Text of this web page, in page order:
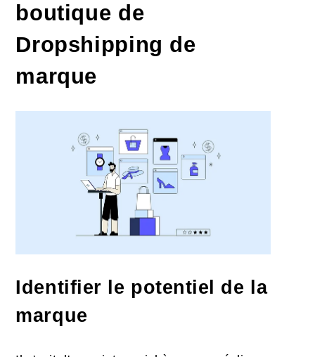
boutique de
Dropshipping de
marque
Identifier le potentiel de la
marque